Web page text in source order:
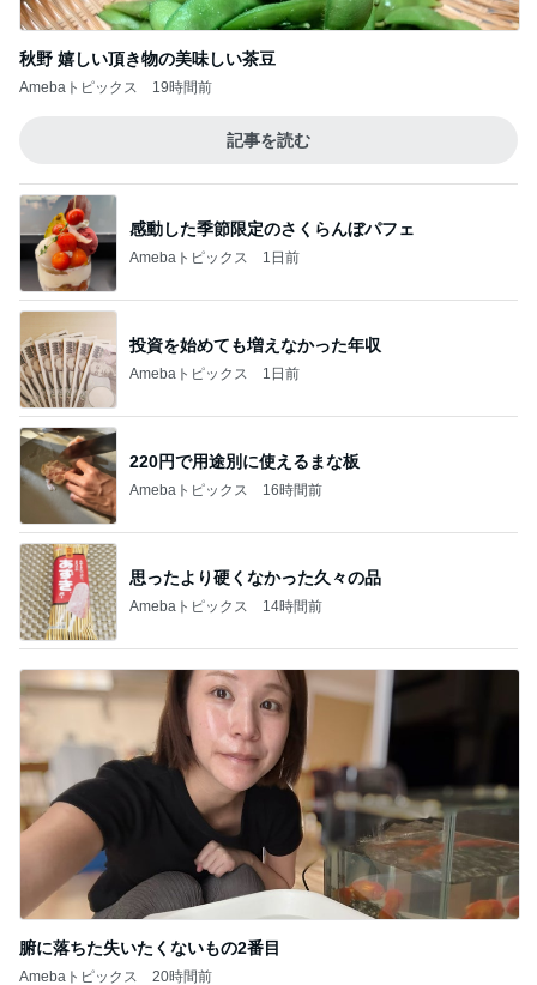
秋野 嬉しい頂き物の美味しい茶豆
Amebaトピックス 19時間前
記事を読む
感動した季節限定のさくらんぼパフェ
Amebaトピックス 1日前
投資を始めても増えなかった年収
Amebaトピックス 1日前
220円で用途別に使えるまな板
Amebaトピックス 16時間前
思ったより硬くなかった久々の品
Amebaトピックス 14時間前
腑に落ちた失いたくないもの2番目
Amebaトピックス 20時間前